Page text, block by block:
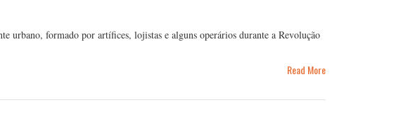
urbano, formado por artífices, lojistas e alguns operários durante a Revolução
Read More